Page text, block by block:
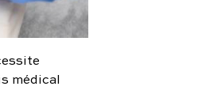
médical